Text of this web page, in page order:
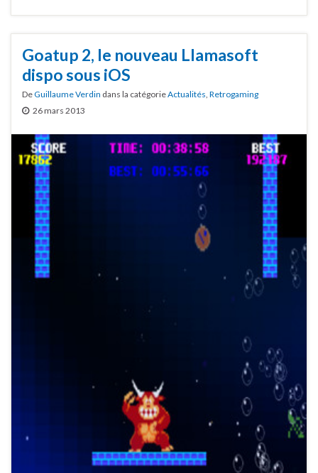
Goatup 2, le nouveau Llamasoft
dispo sous iOS
DeGuillaume Verdin dans la catégorieActualités, Retrogaming
26 mars 2013